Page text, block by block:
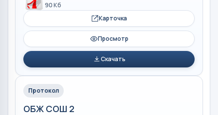
90 Кб
Карточка
Просмотр
Скачать
Протокол
ОБЖ СОШ 2